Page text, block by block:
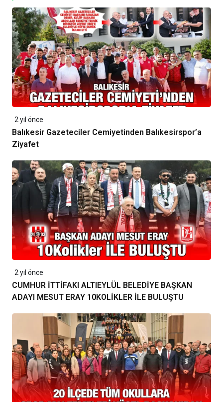
2 yıl önce
Balıkesir Gazeteciler Cemiyetinden Balıkesirspor’a
Ziyafet
2 yıl önce
CUMHUR İTTİFAKI ALTIEYLÜL BELEDİYE BAŞKAN
ADAYI MESUT ERAY 10KOLİKLER İLE BULUŞTU